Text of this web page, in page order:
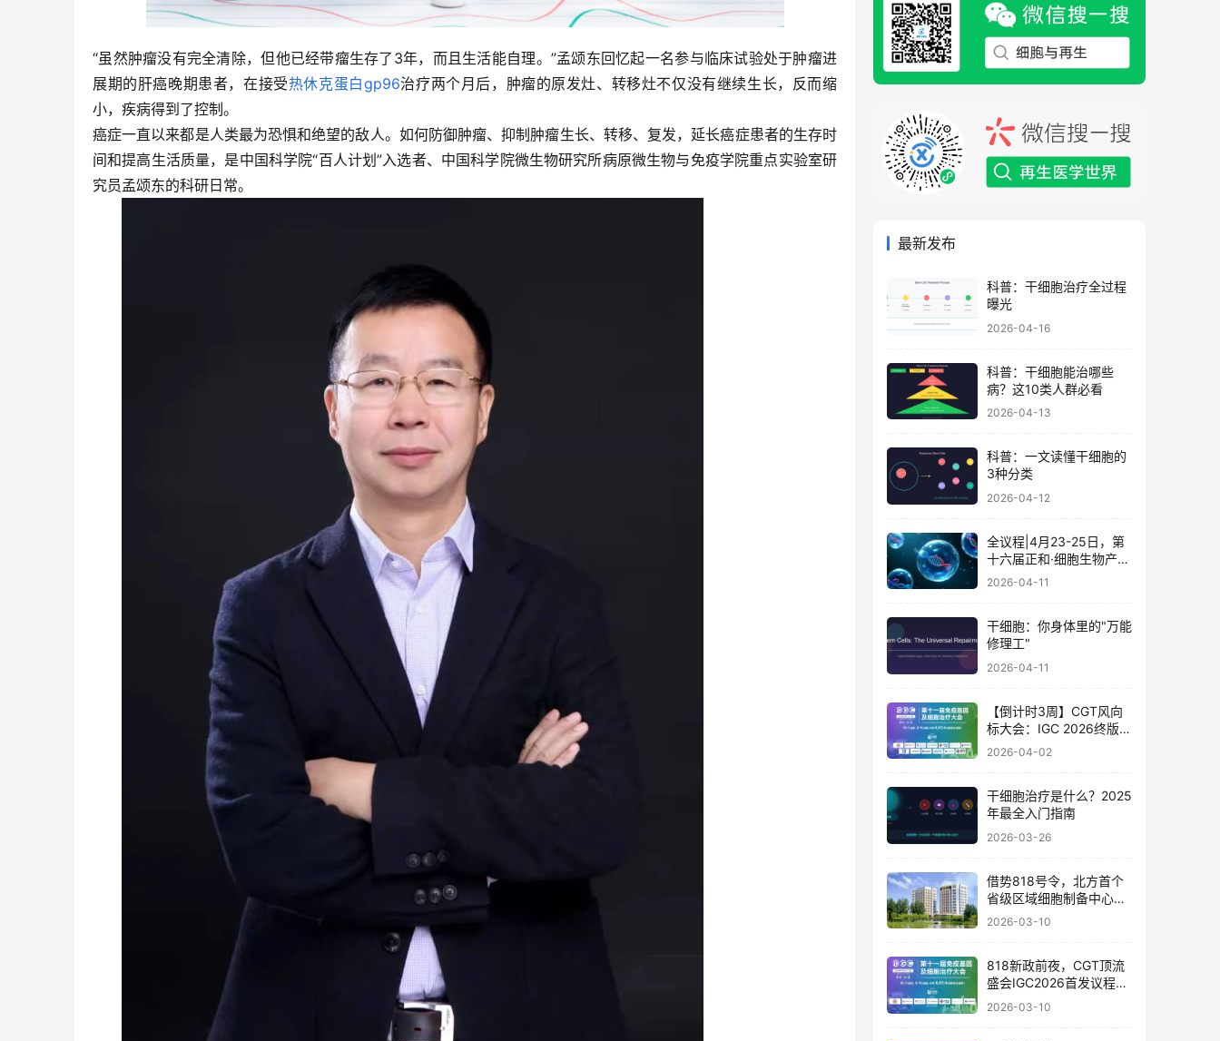
“虽然肿瘤没有完全清除，但他已经带瘤生存了3年，而且生活能自理。”孟颂东回忆起一名参与临床试验处于肿瘤进
展期的肝癌晚期患者，在接受热休克蛋白gp96治疗两个月后，肿瘤的原发灶、转移灶不仅没有继续生长，反而缩
小，疾病得到了控制。
癌症一直以来都是人类最为恐惧和绝望的敌人。如何防御肿瘤、抑制肿瘤生长、转移、复发，延长癌症患者的生存时
间和提高生活质量，是中国科学院“百人计划”入选者、中国科学院微生物研究所病原微生物与免疫学院重点实验室研
究员孟颂东的科研日常。
最新发布
科普：干细胞治疗全过程
曝光
2026-04-16
科普：干细胞能治哪些
病？这10类人群必看
2026-04-13
科普：一文读懂干细胞的
3种分类
2026-04-12
全议程|4月23-25日，第
十六届正和·细胞生物产业
大会暨细胞治疗与再生医
2026-04-11
干细胞：你身体里的"万能
修理工"
2026-04-11
【倒计时3周】CGT风向
标大会：IGC 2026终版议
程公布！合规与创新如何
2026-04-02
干细胞治疗是什么？2025
年最全入门指南
2026-03-26
借势818号令，北方首个
省级区域细胞制备中心落
地
2026-03-10
818新政前夜，CGT顶流
盛会IGC2026首发议程公
布！体内细胞/基因治疗/
2026-03-10